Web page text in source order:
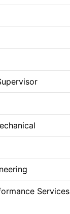
Services